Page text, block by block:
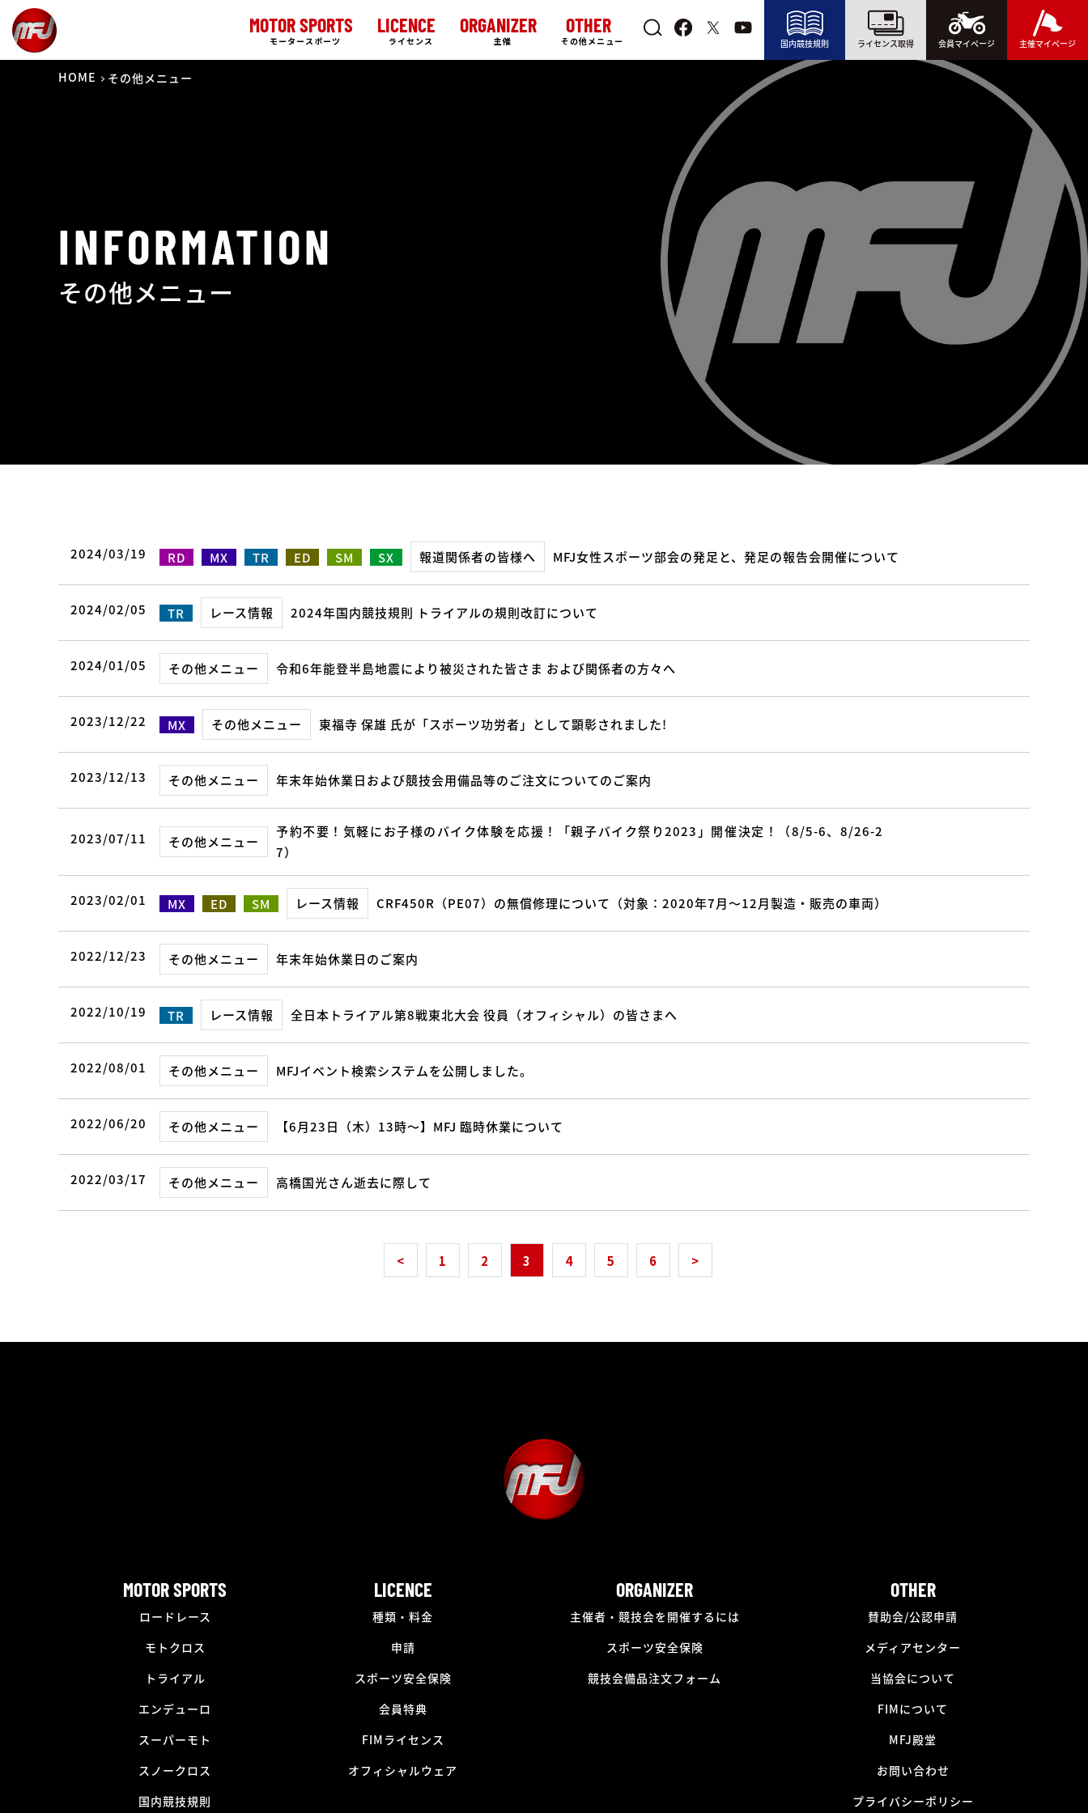
MOTOR SPORTS
モータースポーツ
LICENCE
ライセンス
ORGANIZER
主催
OTHER
その他メニュー 国内競技規則 ライセンス取得 会員マイページ 主催マイページ
HOME その他メニュー
INFORMATION
その他メニュー
2024/03/19 RD MX TR ED SM SX 報道関係者の皆様へ MFJ女性スポーツ部会の発足と、発足の報告会開催について
2024/02/05 TR レース情報 2024年国内競技規則 トライアルの規則改訂について
2024/01/05 その他メニュー 令和6年能登半島地震により被災された皆さま および関係者の方々へ
2023/12/22 MX その他メニュー 東福寺 保雄 氏が「スポーツ功労者」として顕彰されました!
2023/12/13 その他メニュー 年末年始休業日および競技会用備品等のご注文についてのご案内
2023/07/11 その他メニュー
予約不要！気軽にお子様のバイク体験を応援！「親子バイク祭り2023」開催決定！（8/5-6、8/26-2
7）
2023/02/01 MX ED SM レース情報 CRF450R（PE07）の無償修理について（対象：2020年7月～12月製造・販売の車両）
2022/12/23 その他メニュー 年末年始休業日のご案内
2022/10/19 TR レース情報 全日本トライアル第8戦東北大会 役員（オフィシャル）の皆さまへ
2022/08/01 その他メニュー MFJイベント検索システムを公開しました。
2022/06/20 その他メニュー 【6月23日（木）13時～】MFJ 臨時休業について
2022/03/17 その他メニュー 高橋国光さん逝去に際して
< 1 2 3 4 5 6 >
MOTOR SPORTS
ロードレース
モトクロス
トライアル
エンデューロ
スーパーモト
スノークロス
国内競技規則
LICENCE
種類・料金
申請
スポーツ安全保険
会員特典
FIMライセンス
オフィシャルウェア
ORGANIZER
主催者・競技会を開催するには
スポーツ安全保険
競技会備品注文フォーム
OTHER
賛助会/公認申請
メディアセンター
当協会について
FIMについて
MFJ殿堂
お問い合わせ
プライバシーポリシー